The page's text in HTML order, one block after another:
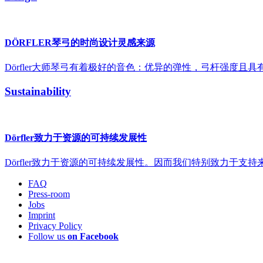
DÖRFLER琴弓的时尚设计灵感来源
Dörfler大师琴弓有着极好的音色：优异的弹性，弓杆强度且具
Sustainability
Dörfler致力于资源的可持续发展性
Dörfler致力于资源的可持续发展性。因而我们特别致力于支
FAQ
Press-room
Jobs
Imprint
Privacy Policy
Follow us on Facebook